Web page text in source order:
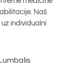
Naš
individualni